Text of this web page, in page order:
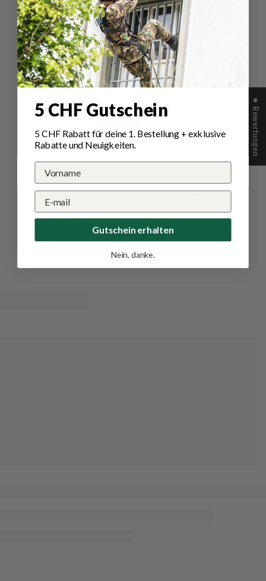
Moritz G.
Rohner Cotton II 3er Pack Socken
Prompte Zustellung. Socken der Vorstellung
Marco C.
Super gute Socken, kann ich nur empfehlen.
★ Bewertungen
5 CHF Gutschein
5 CHF Rabatt für deine 1. Bestellung+ exklusive
Rabatte und Neuigkeiten.
Gutschein erhalten
Nein, danke.